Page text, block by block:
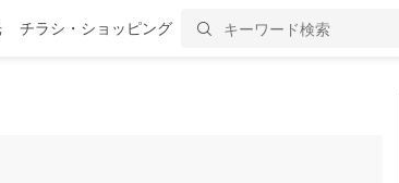
チラシ・ショッピング